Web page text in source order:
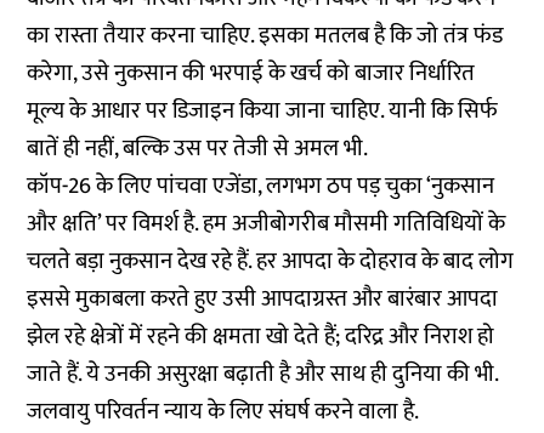
का रास्ता तैयार करना चाहिए. इसका मतलब है कि जो तंत्र फंड
करेगा, उसे नुकसान की भरपाई के खर्च को बाजार निर्धारित
मूल्य के आधार पर डिजाइन किया जाना चाहिए. यानी कि सिर्फ
बातें ही नहीं, बल्कि उस पर तेजी से अमल भी.
कॉप-26 के लिए पांचवा एजेंडा, लगभग ठप पड़ चुका ‘नुकसान
और क्षति’ पर विमर्श है. हम अजीबोगरीब मौसमी गतिविधियों के
चलते बड़ा नुकसान देख रहे हैं. हर आपदा के दोहराव के बाद लोग
इससे मुकाबला करते हुए उसी आपदाग्रस्त और बारंबार आपदा
झेल रहे क्षेत्रों में रहने की क्षमता खो देते हैं; दरिद्र और निराश हो
जाते हैं. ये उनकी असुरक्षा बढ़ाती है और साथ ही दुनिया की भी.
जलवायु परिवर्तन न्याय के लिए संघर्ष करने वाला है.